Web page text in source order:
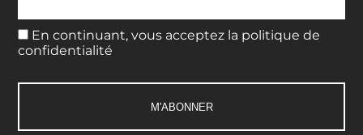
En continuant, vous acceptez la politique de
confidentialité